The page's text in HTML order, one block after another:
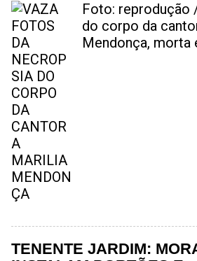
Foto: reprodução
do corpo da
Mendonça, morta
foram vazadas
divulgação de
vendendo as
valor de R$20
TENENTE JARDIM: